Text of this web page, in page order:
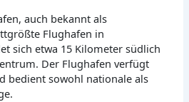
auch bekannt als
Flughafen in
sich etwa 15 Kilometer südlich
Der Flughafen verfügt
bedient sowohl nationale als